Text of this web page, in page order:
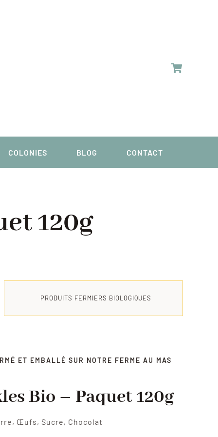
COLONIES BLOG CONTACT
120g
PRODUITS FERMIERS BIOLOGIQUES
ET EMBALLÉ SUR NOTRE FERME AU MAS
Bio – Paquet 120g
Œufs, Sucre, Chocolat